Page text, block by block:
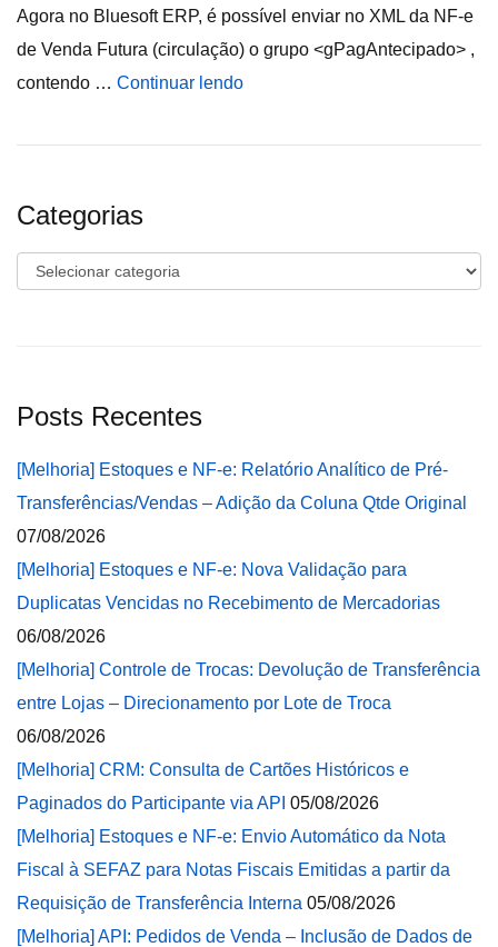
Agora no Bluesoft ERP, é possível enviar no XML da NF-e
de Venda Futura (circulação) o grupo <gPagAntecipado> ,
contendo … Continuar lendo
Categorias
Categorias
Posts Recentes
[Melhoria] Estoques e NF-e: Relatório Analítico de Pré-
Transferências/Vendas – Adição da Coluna Qtde Original
07/08/2026
[Melhoria] Estoques e NF-e: Nova Validação para
Duplicatas Vencidas no Recebimento de Mercadorias
06/08/2026
[Melhoria] Controle de Trocas: Devolução de Transferência
entre Lojas – Direcionamento por Lote de Troca
06/08/2026
[Melhoria] CRM: Consulta de Cartões Históricos e
Paginados do Participante via API 05/08/2026
[Melhoria] Estoques e NF-e: Envio Automático da Nota
Fiscal à SEFAZ para Notas Fiscais Emitidas a partir da
Requisição de Transferência Interna 05/08/2026
[Melhoria] API: Pedidos de Venda – Inclusão de Dados de